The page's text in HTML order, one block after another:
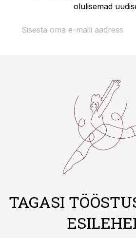
olulisemad
TAGASI